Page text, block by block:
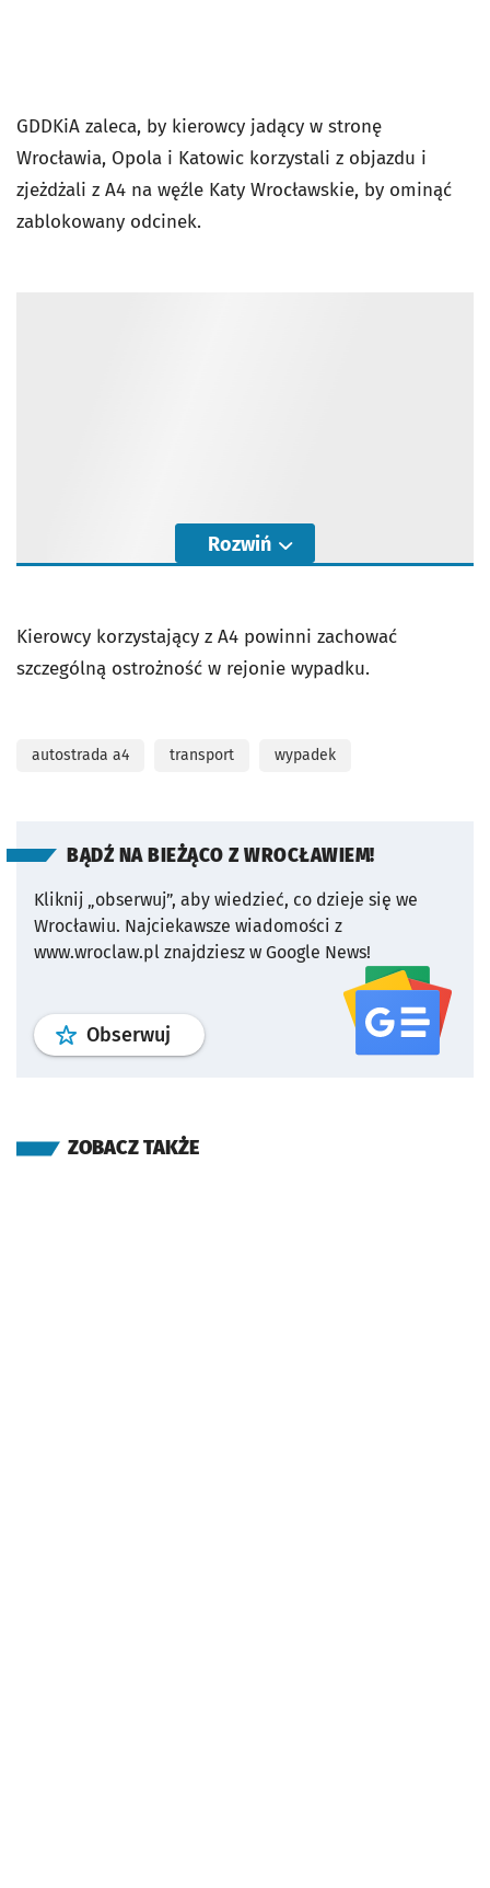
GDDKiA zaleca, by kierowcy jadący w stronę
Wrocławia, Opola i Katowic korzystali z objazdu i
zjeżdżali z A4 na węźle Katy Wrocławskie, by ominąć
zablokowany odcinek.
Rozwiń
Kierowcy korzystający z A4 powinni zachować
szczególną ostrożność w rejonie wypadku.
autostrada a4 transport wypadek
BĄDŹ NA BIEŻĄCO Z WROCŁAWIEM!
Kliknij „obserwuj”, aby wiedzieć, co dzieje się we
Wrocławiu. Najciekawsze wiadomości z
www.wroclaw.pl znajdziesz w Google News!
Obserwuj profil serwisu
ZOBACZ TAKŻE